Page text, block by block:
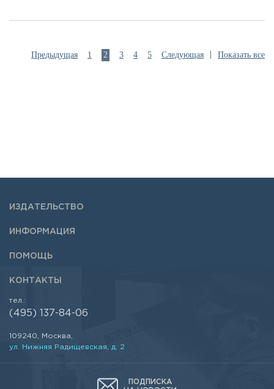
Предыдущая 1 2 3 4 5 Следующая | Показать все
ИЗДАТЕЛЬСТВО
ИНФОРМАЦИЯ
ПОМОЩЬ
КОНТАКТЫ
тел.:
(495) 137-84-06
109240, Москва,
ул. Нижняя Радищевская, д. 2
ПОДПИСКА